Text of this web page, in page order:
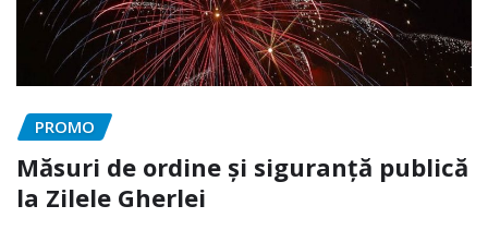
PROMO
Măsuri de ordine și siguranță publică
la Zilele Gherlei